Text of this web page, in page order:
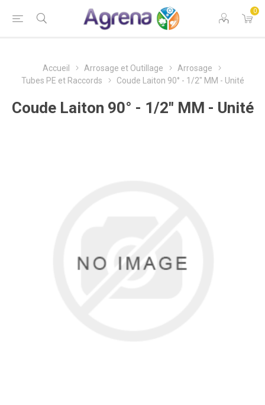
0
Accueil Arrosage et Outillage
Arrosage
Tubes PE et Raccords
Coude Laiton 90° - 1/2" MM - Unité
Coude Laiton 90° - 1/2" MM - Unité